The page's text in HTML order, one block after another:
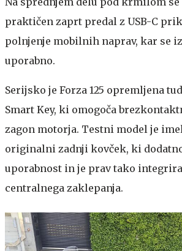
praktičen zaprt predal z USB-C
polnjenje mobilnih naprav, kar se
uporabno.
Serijsko je Forza 125 opremljena
Smart Key, ki omogoča
zagon motorja. Testni model je
originalni zadnji kovček, ki
uporabnost in je prav tako
centralnega zaklepanja.